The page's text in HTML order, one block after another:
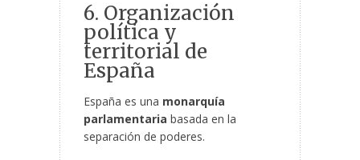
6. Organización
política y
territorial de
España
España es una monarquía
parlamentaria basada en la
separación de poderes.